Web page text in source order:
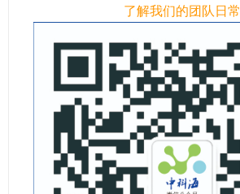
了解我们的团队日常